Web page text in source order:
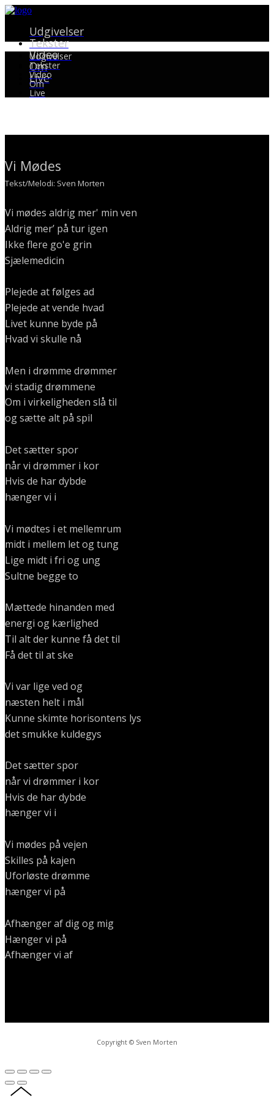
Udgivelser
Tekster
Video
Om
Live
Udgivelser
Tekster
Video
Om
Live
Vi Mødes
Tekst/Melodi: Sven Morten
Vi mødes aldrig mer' min ven
Aldrig mer’ på tur igen
Ikke flere go'e grin
Sjælemedicin
Plejede at følges ad
Plejede at vende hvad
Livet kunne byde på
Hvad vi skulle nå
Men i drømme drømmer
vi stadig drømmene
Om i virkeligheden slå til
og sætte alt på spil
Det sætter spor
når vi drømmer i kor
Hvis de har dybde
hænger vi i
Vi mødtes i et mellemrum
midt i mellem let og tung
Lige midt i fri og ung
Sultne begge to
Mættede hinanden med
energi og kærlighed
Til alt der kunne få det til
Få det til at ske
Vi var lige ved og
næsten helt i mål
Kunne skimte horisontens lys
det smukke kuldegys
Det sætter spor
når vi drømmer i kor
Hvis de har dybde
hænger vi i
Vi mødes på vejen
Skilles på kajen
Uforløste drømme
hænger vi på
Afhænger af dig og mig
Hænger vi på
Afhænger vi af
Copyright © Sven Morten